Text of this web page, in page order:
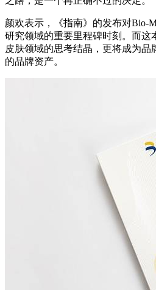
颜欢表示，《指南》的发布对Bio-
研究领域的重要里程碑时刻。而这
皮肤领域的思考结晶，更将成为
的品牌资产。